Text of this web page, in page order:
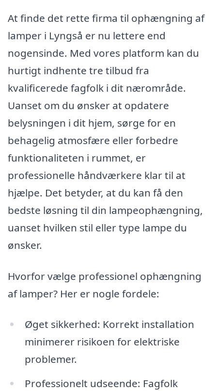
At finde det rette firma til ophængning af
lamper i Lyngså er nu lettere end
nogensinde. Med vores platform kan du
hurtigt indhente tre tilbud fra
kvalificerede fagfolk i dit nærområde.
Uanset om du ønsker at opdatere
belysningen i dit hjem, sørge for en
behagelig atmosfære eller forbedre
funktionaliteten i rummet, er
professionelle håndværkere klar til at
hjælpe. Det betyder, at du kan få den
bedste løsning til din lampeophængning,
uanset hvilken stil eller type lampe du
ønsker.
Hvorfor vælge professionel ophængning
af lamper? Her er nogle fordele:
Øget sikkerhed: Korrekt installation
minimerer risikoen for elektriske
problemer.
Professionelt udseende: Fagfolk